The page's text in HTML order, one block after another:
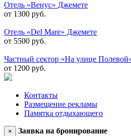
Отель «Венус» Джемете
от 1300 руб.
Отель «Del Mare» Джемете
от 5500 руб.
Частный сектор «На улице
от 1200 руб.
Контакты
Размещение рекламы
Памятка отдыхающего
×
Заявка на бронирование